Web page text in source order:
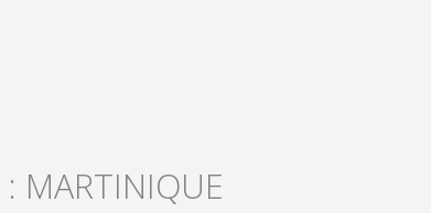
MARTINIQUE